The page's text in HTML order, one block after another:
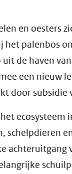
en oesters
palenbos
de haven
een nieuw
door subsidie
ecosysteem
schelpdieren